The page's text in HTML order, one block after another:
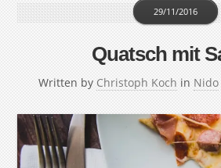
Quatsch mit
Written by Christoph Koch
29/11/2016
in Nido